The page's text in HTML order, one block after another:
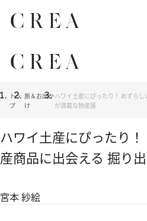
トッ
プ
旅＆お出か
け
ハワイ土産にぴったり！ めずら
が満載な物産展
ハワイ土産にぴったり
産商品に出会える 掘り
宮本 紗絵